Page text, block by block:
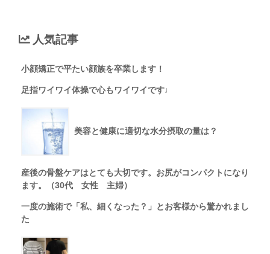
人気記事
小顔矯正で平たい顔族を卒業します！
足指ワイワイ体操で心もワイワイです♩
美容と健康に適切な水分摂取の量は？
産後の骨盤ケアはとても大切です。お尻がコンパクトになり
ます。（30代 女性 主婦）
一度の施術で「私、細くなった？」とお客様から驚かれまし
た